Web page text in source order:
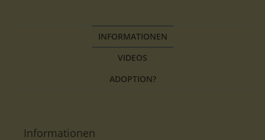
INFORMATIONEN
VIDEOS
ADOPTION?
Informationen